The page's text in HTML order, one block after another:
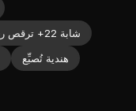
شابة 22+ ترقص رقص التعري
هندية تُصبِّع